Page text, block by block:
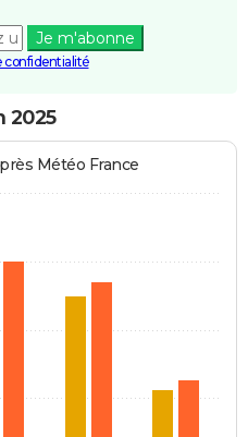
Je m'abonne
confidentialité
2025
Météo France